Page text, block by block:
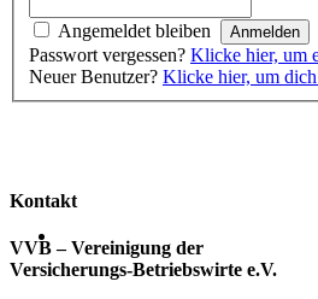
Angemeldet bleiben
Passwort vergessen? Klicke hier, um
Neuer Benutzer? Klicke hier, um
Kontakt
VVB – Vereinigung der
Versicherungs-Betriebswirte e.V.